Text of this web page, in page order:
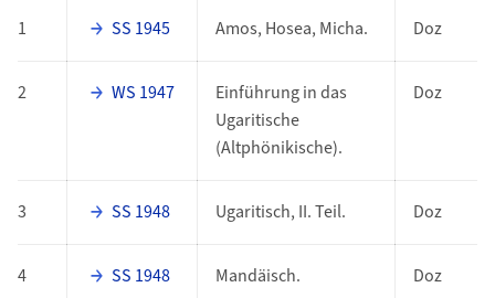
1 SS 1945 Amos, Hosea, Micha. Doz
2 WS 1947
Einführung in das
Ugaritische
(Altphönikische).
Doz
3 SS 1948 Ugaritisch, II. Teil. Doz
4 SS 1948 Mandäisch. Doz